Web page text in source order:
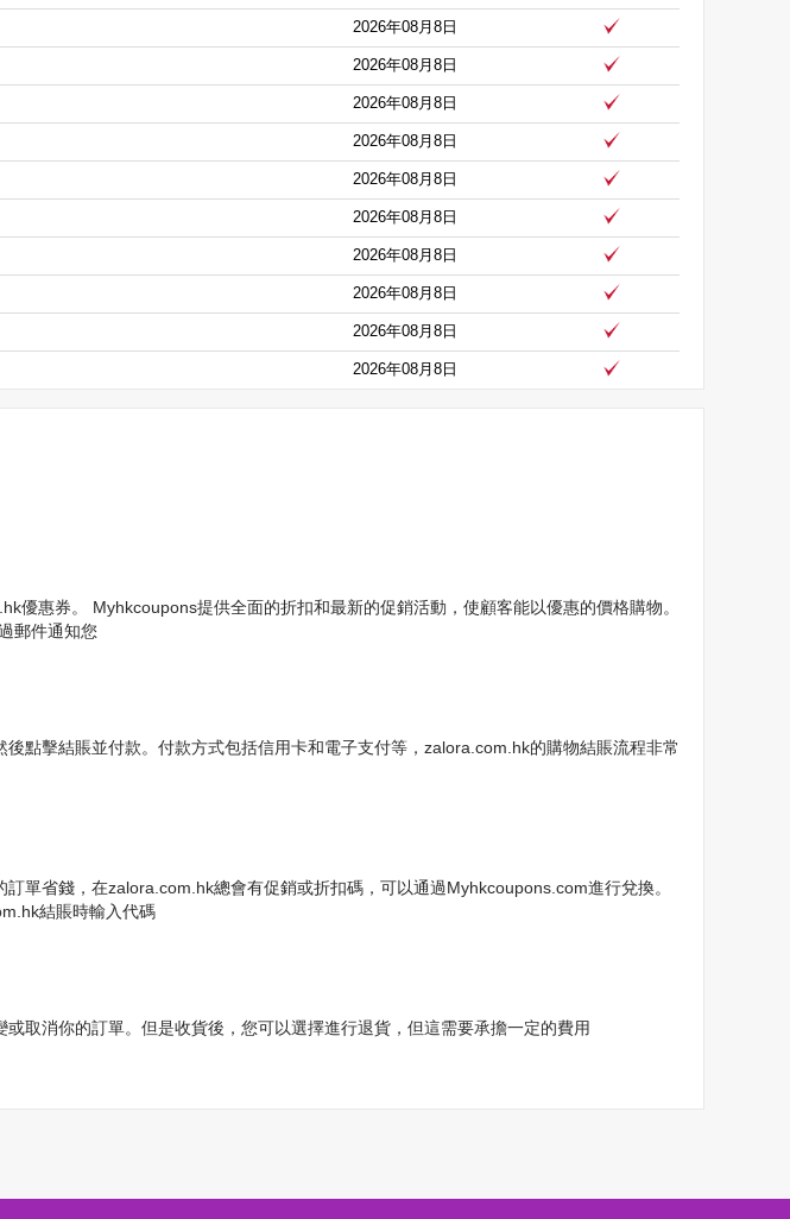
2026年08月8日
2026年08月8日
2026年08月8日
2026年08月8日
2026年08月8日
2026年08月8日
2026年08月8日
2026年08月8日
2026年08月8日
2026年08月8日
惠券。 Myhkcoupons提供全面的折扣和最新的促銷活動，使顧客能以優惠的價格購物。
郵件通知您
點擊結賬並付款。付款方式包括信用卡和電子支付等，zalora.com.hk的購物結賬流程非常
單省錢，在zalora.com.hk總會有促銷或折扣碼，可以通過Myhkcoupons.com進行兌換。
結賬時輸入代碼
取消你的訂單。但是收貨後，您可以選擇進行退貨，但這需要承擔一定的費用